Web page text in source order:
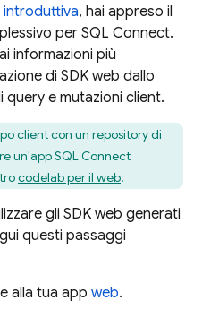
introduttiva, hai appreso il
per SQL Connect.
informazioni più
di SDK web dallo
query e mutazioni client.
client con un repository di
un'appSQL Connect
codelab per il web.
gli SDK web generati
questi passaggi
alla tua app web.